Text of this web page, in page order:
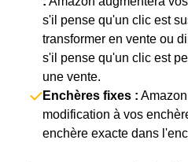
s'il pense qu'un clic est
transformer en vente ou
s'il pense qu'un clic est
une vente.
Enchères fixes :
modification à vos
enchère exacte dans